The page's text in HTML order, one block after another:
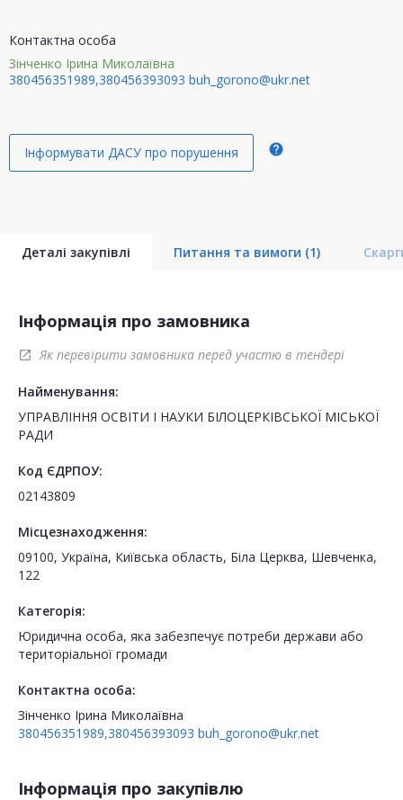
Контактна особа
Зінченко Ірина Миколаївна
380456351989,380456393093 buh_gorono@ukr.net
Інформувати ДАСУ про порушення help
Деталі закупівлі Питання та вимоги (1)
Інформація про замовника
open_in_new Як перевірити замовника перед участю в тендері
Найменування:
УПРАВЛІННЯ ОСВІТИ І НАУКИ БІЛОЦЕРКІВСЬКОЇ МІСЬКОЇ
РАДИ
Код ЄДРПОУ:
02143809
Місцезнаходження:
09100, Україна, Київська область, Біла Церква, Шевченка,
122
Категорія:
Юридична особа, яка забезпечує потреби держави або
територіальної громади
Контактна особа:
Зінченко Ірина Миколаївна
380456351989,380456393093 buh_gorono@ukr.net
Інформація про закупівлю